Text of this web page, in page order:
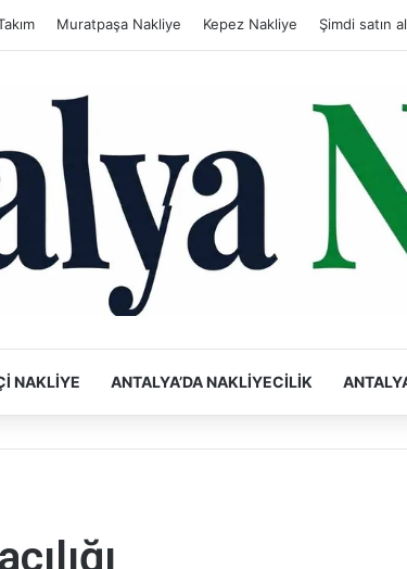
Muratpaşa Nakliye Kepez Nakliye Şimdi satın
NAKLIYE ANTALYA’DA NAKLIYECILIK